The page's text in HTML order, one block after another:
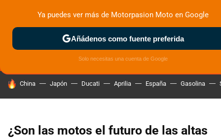
MENÚ NUEVO
DEPORTIVAS MOTOS ELÉCTRICAS
HOY SE HABLA DE
China Japón Ducati Aprilia España Gasolina
¿Son las motos el futuro de las altas
Ya puedes ver más de Motorpasion Moto en Google
Añádenos como fuente preferida
Solo necesitas una cuenta de Google